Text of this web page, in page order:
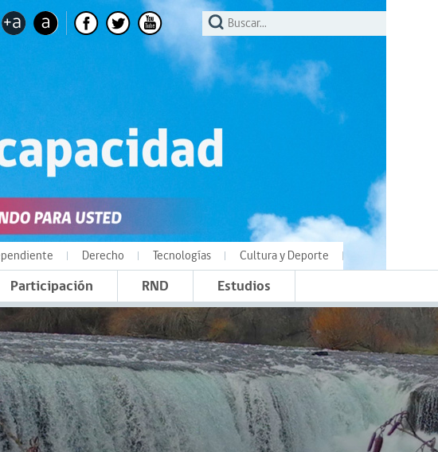
Derecho Tecnologías Cultura y Deporte
Participación RND Estudios